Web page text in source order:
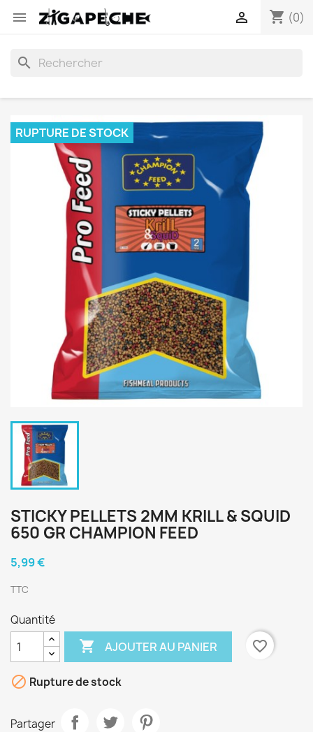
 shopping_cart (0)

search
RUPTURE DE STOCK
STICKY PELLETS 2MM KRILL & SQUID
650 GR CHAMPION FEED
5,99 €
TTC
Quantité
 AJOUTER AU PANIER favorite_border
 Rupture de stock
Partager